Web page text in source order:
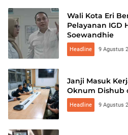
Wali Kota Eri
Pelayanan IGD
Soewandhie
Headline 9 Agustus
Janji Masuk
Oknum Dishub
Headline 9 Agustus